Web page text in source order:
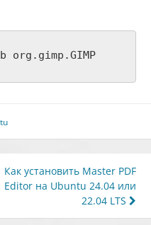
org.gimp.GIMP
Как установить Master PDF
Editor на Ubuntu 24.04 или
22.04 LTS